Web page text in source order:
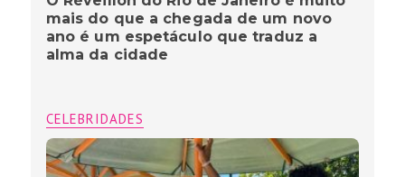
mais do que a chegada de um novo
ano é um espetáculo que traduz a
alma da cidade
CELEBRIDADES